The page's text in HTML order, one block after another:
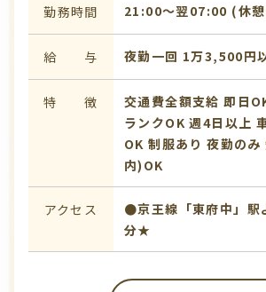
勤務時間 21:00〜翌07:00 (休
給 与 夜勤一回 1万3,500円
特 徴 交通費全額支給 即日
ランクOK 週4日以上
OK 制服あり 夜勤のみ
内)OK
アクセス
●京王線「東府中」駅
分★